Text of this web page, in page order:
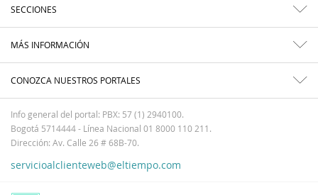
SECCIONES
MÁS INFORMACIÓN
CONOZCA NUESTROS PORTALES
Info general del portal: PBX: 57 (1) 2940100.
Bogotá 5714444 - Línea Nacional 01 8000 110 211.
Dirección: Av. Calle 26 # 68B-70.
servicioalclienteweb@eltiempo.com